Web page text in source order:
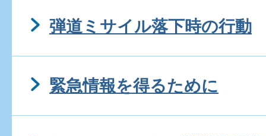
弾道ミサイル落下時の行動
緊急情報を得るために